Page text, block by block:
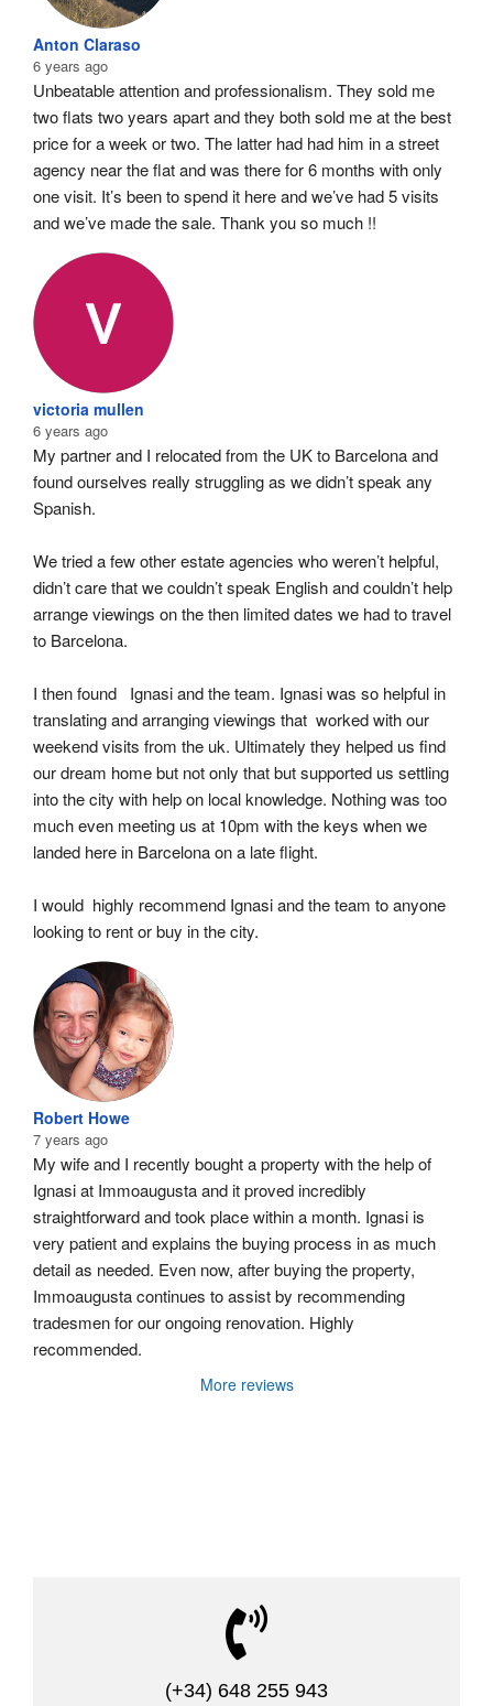
Anton Claraso
6 years ago
Unbeatable attention and professionalism. They sold me
two flats two years apart and they both sold me at the best
price for a week or two. The latter had had him in a street
agency near the flat and was there for 6 months with only
one visit. It’s been to spend it here and we’ve had 5 visits
and we’ve made the sale. Thank you so much !!
victoria mullen
6 years ago
My partner and I relocated from the UK to Barcelona and
found ourselves really struggling as we didn’t speak any
Spanish.
We tried a few other estate agencies who weren’t helpful,
didn’t care that we couldn’t speak English and couldn’t help
arrange viewings on the then limited dates we had to travel
to Barcelona.
I then found   Ignasi and the team. Ignasi was so helpful in
translating and arranging viewings that  worked with our
weekend visits from the uk. Ultimately they helped us find
our dream home but not only that but supported us settling
into the city with help on local knowledge. Nothing was too
much even meeting us at 10pm with the keys when we
landed here in Barcelona on a late flight.
I would  highly recommend Ignasi and the team to anyone
looking to rent or buy in the city.
Robert Howe
7 years ago
My wife and I recently bought a property with the help of
Ignasi at Immoaugusta and it proved incredibly
straightforward and took place within a month. Ignasi is
very patient and explains the buying process in as much
detail as needed. Even now, after buying the property,
Immoaugusta continues to assist by recommending
tradesmen for our ongoing renovation. Highly
recommended.
More reviews

(+34) 648 255 943